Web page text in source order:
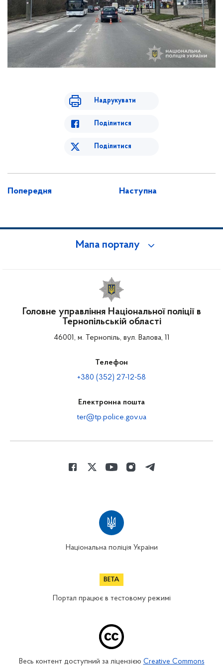
Надрукувати
Поділитися
Поділитися
Попередня Наступна
Мапа порталу
Головне управління Національної поліції в
Тернопільській області
46001, м. Тернопіль, вул. Валова, 11
Телефон
+380 (352) 27-12-58
Електронна пошта
ter@tp.police.gov.ua
Національна поліція України
Портал працює в тестовому режимі
Весь контент доступний за ліцензією Creative Commons